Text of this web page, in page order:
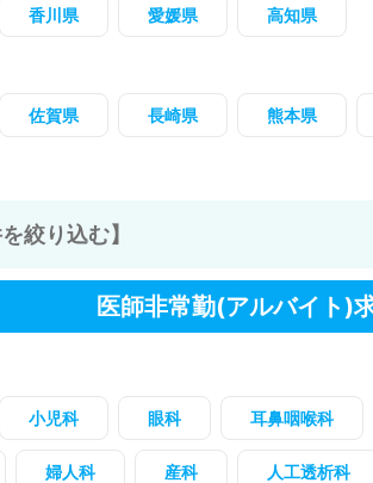
香川県 愛媛県 高知県
佐賀県 長崎県 熊本県
絞り込む】
医師非常勤(アルバイト)
小児科 眼科 耳鼻咽喉科
婦人科 産科 人工透析科